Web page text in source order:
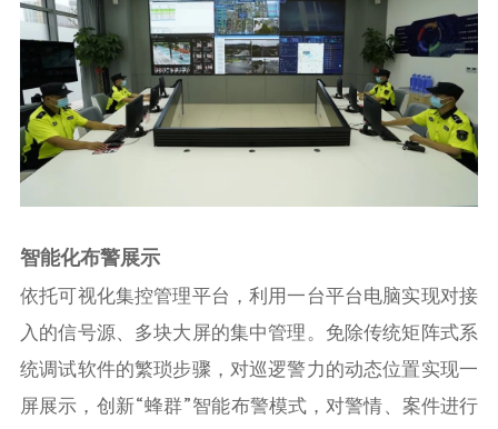
智能化布警展示
依托可视化集控管理平台，利用一台平台电脑实现对接
入的信号源、多块大屏的集中管理。免除传统矩阵式系
统调试软件的繁琐步骤，对巡逻警力的动态位置实现一
屏展示，创新“蜂群”智能布警模式，对警情、案件进行